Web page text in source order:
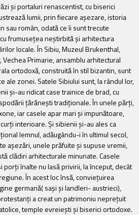
şi portaluri renascentist, cu biserici
lumii, prin fiecare aşezare, istoria
sau român, odată ce îi sunt trecute
frumuseţea neştirbită şi arhitectura
locale. În Sibiu, Muzeul Brukenthal,
Primarie, ansamblu arhitectural
ortodoxă, construită în stil bizantin, sunt
ale zonei. Satele Sibiului sunt, la rândul lor,
şi-au ridicat case trainice de brad, cu
ţărăneşti tradiţionale. În unele părţi,
iar casele apar mari şi impunătoare,
interioare. Şi sibienii şi-au ales ca
lemnul, adăugându-i în ultimul secol,
aşezări, unele prăfuite şi supuse vremii,
clădiri arhitecturale minunate. Casele
porţi înalte nu lasă privirii, la început, decât
În acest loc însă, convieţuirea
germană( saşi şi landleri- austrieci),
a creat un patrimoniu nepreţuit
temple evreieşti şi biserici ortodoxe.